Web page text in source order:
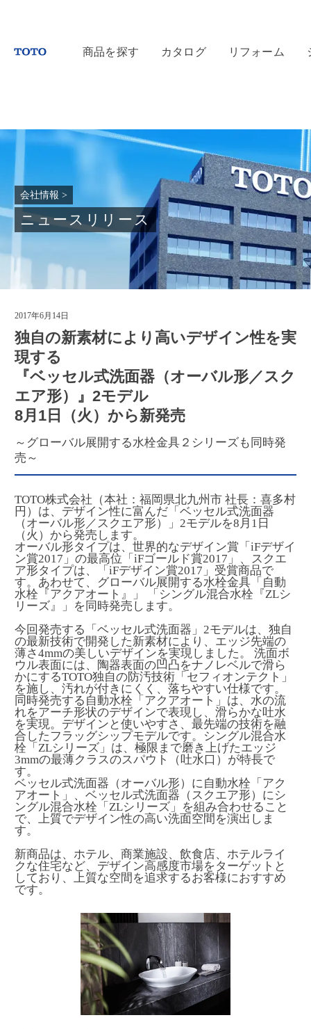
商品を探す カタログ リフォーム
会社情報 >
ニュースリリース
2017年6月14日
独自の新素材により高いデザイン性を実
現する
『ベッセル式洗面器（オーバル形／スク
エア形）』2モデル
8月1日（火）から新発売
～グローバル展開する水栓金具２シリーズも同時発
売～
TOTO株式会社（本社：福岡県北九州市 社長：喜多村
円）は、デザイン性に富んだ「ベッセル式洗面器
（オーバル形／スクエア形）」2モデルを8月1日
（火）から発売します。
オーバル形タイプは、世界的なデザイン賞「iFデザイ
ン賞2017」の最高位「iFゴールド賞2017」、スクエ
ア形タイプは、「iFデザイン賞2017」受賞商品で
す。あわせて、グローバル展開する水栓金具「自動
水栓『アクアオート』」 「シングル混合水栓『ZLシ
リーズ』」を同時発売します。
今回発売する「ベッセル式洗面器」2モデルは、独自
の最新技術で開発した新素材により、エッジ先端の
薄さ4mmの美しいデザインを実現しました。 洗面ボ
ウル表面には、陶器表面の凹凸をナノレベルで滑ら
かにするTOTO独自の防汚技術「セフィオンテクト」
を施し、汚れが付きにくく、落ちやすい仕様です。
同時発売する自動水栓「アクアオート」は、水の流
れをアーチ形状のデザインで表現し、滑らかな吐水
を実現。デザインと使いやすさ、最先端の技術を融
合したフラッグシップモデルです。シングル混合水
栓「ZLシリーズ」は、極限まで磨き上げたエッジ
3mmの最薄クラスのスパウト（吐水口）が特長で
す。
ベッセル式洗面器（オーバル形）に自動水栓「アク
アオート」、ベッセル式洗面器（スクエア形）にシ
ングル混合水栓「ZLシリーズ」を組み合わせること
で、上質でデザイン性の高い洗面空間を演出しま
す。
新商品は、ホテル、商業施設、飲食店、ホテルライ
クな住宅など、デザイン高感度市場をターゲットと
しており、上質な空間を追求するお客様におすすめ
です。